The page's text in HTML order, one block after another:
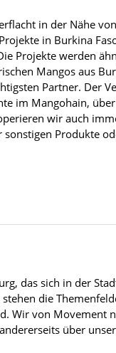
in der Nähe
in Burkina
Projekte werden
Mangos aus
Partner. Der
im Mangohain,
wir auch
sonstigen Produkte
das sich in der
die
Wir von Movement
über